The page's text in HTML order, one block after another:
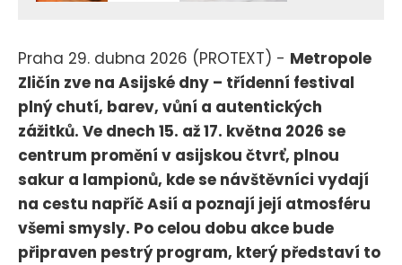
Praha 29. dubna 2026 (PROTEXT) - Metropole
Zličín zve na Asijské dny – třídenní festival
plný chutí, barev, vůní a autentických
zážitků. Ve dnech 15. až 17. května 2026 se
centrum promění v asijskou čtvrť, plnou
sakur a lampionů, kde se návštěvníci vydají
na cestu napříč Asií a poznají její atmosféru
všemi smysly. Po celou dobu akce bude
připraven pestrý program, který představí to